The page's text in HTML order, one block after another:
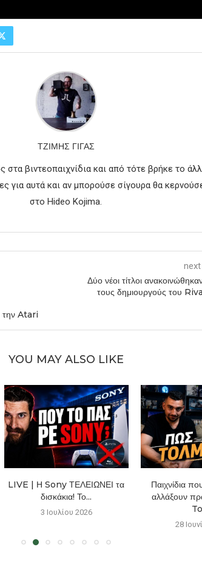
ΤΖΊΜΗΣ ΓΊΓΑΣ
στα βιντεοπαιχνίδια και από τότε βρήκε το
για αυτά και αν μπορούσε σίγουρα θα
στο Hideo Kojima.
την Atari
Δύο νέοι τίτλοι
τους δημιουργούς του
YOU MAY ALSO LIKE
LIVE | Η Sony ΤΕΛΕΙΩΝΕΙ τα
δισκάκια! Το...
3 Ιουλίου 2026
Παιχνίδια
αλλάξουν
28